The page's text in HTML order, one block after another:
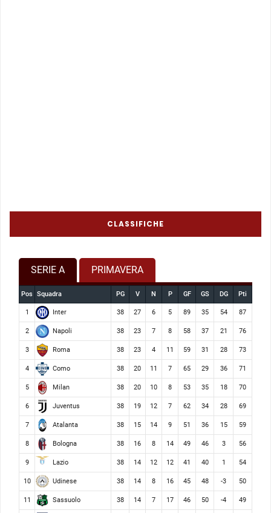
CLASSIFICHE
SERIE A PRIMAVERA
Pos Squadra PG V N P GF GS DG Pti
1 Inter 38 27 6 5 89 35 54 87
2 Napoli 38 23 7 8 58 37 21 76
3 Roma 38 23 4 11 59 31 28 73
4 Como 38 20 11 7 65 29 36 71
5 Milan 38 20 10 8 53 35 18 70
6 Juventus 38 19 12 7 62 34 28 69
7 Atalanta 38 15 14 9 51 36 15 59
8 Bologna 38 16 8 14 49 46 3 56
9 Lazio 38 14 12 12 41 40 1 54
10 Udinese 38 14 8 16 45 48 -3 50
11 Sassuolo 38 14 7 17 46 50 -4 49